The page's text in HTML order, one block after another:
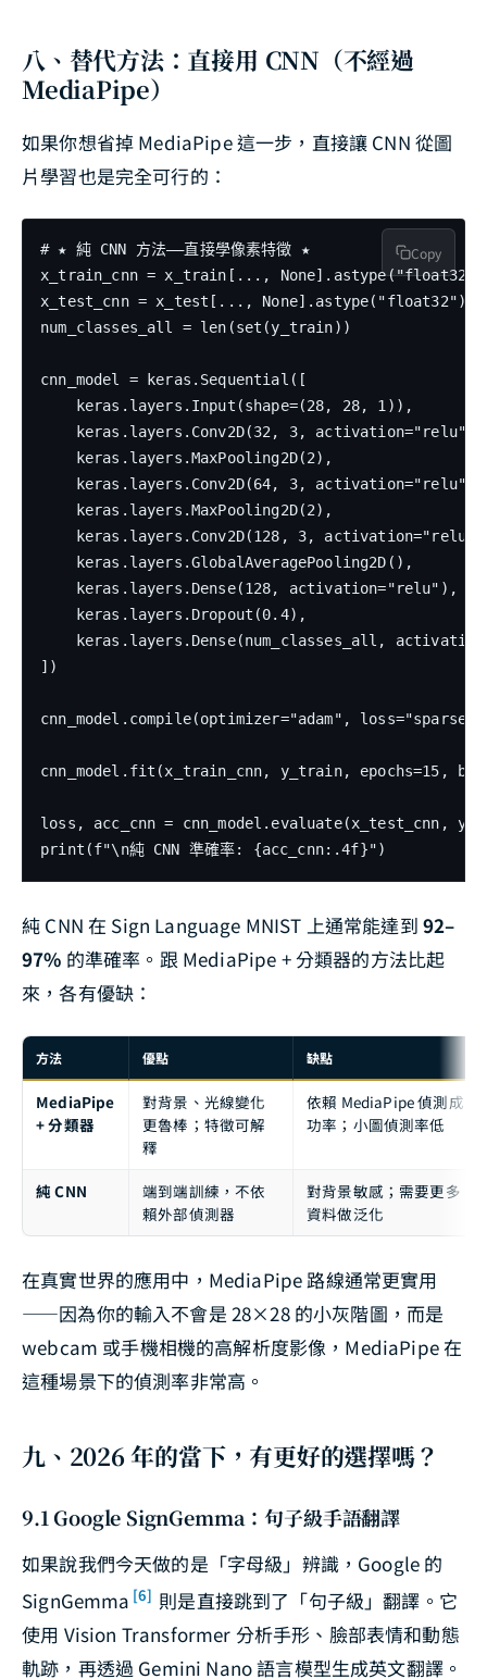
八、替代方法：直接用 CNN（不經過
MediaPipe）
如果你想省掉 MediaPipe 這一步，直接讓 CNN 從圖
片學習也是完全可行的：
# ★ 純 CNN 方法——直接學像素特徵 ★
x_train_cnn = x_train[...,
x_test_cnn = x_test[..., None].astype("float32") /
num_classes_all = len(set(y_train))
cnn_model = keras.Sequential([
    keras.layers.Input(shape=(28, 28, 1)),
keras.layers.Conv2D(32, 3, activation="relu",
    keras.layers.MaxPooling2D(2),
keras.layers.Conv2D(64, 3, activation="relu",
    keras.layers.MaxPooling2D(2),
keras.layers.Conv2D(128, 3,
    keras.layers.GlobalAveragePooling2D(),
    keras.layers.Dense(128, activation="relu"),
    keras.layers.Dropout(0.4),
keras.layers.Dense(num_classes_all,
])
cnn_model.compile(optimizer="adam",
cnn_model.fit(x_train_cnn, y_train, epochs=15,
loss, acc_cnn = cnn_model.evaluate(x_test_cnn,
Copy
純 CNN 在 Sign Language MNIST 上通常能達到 92–
97% 的準確率。跟 MediaPipe + 分類器的方法比起
來，各有優缺：
方法 優點 缺點
MediaPipe
+ 分類器
對背景、光線變化
更魯棒；特徵可解
釋
依賴 MediaPipe 偵測成
功率；小圖偵測率低
純 CNN
端到端訓練，不依
賴外部偵測器
對背景敏感；需要更多
資料做泛化
在真實世界的應用中，MediaPipe 路線通常更實用
——因為你的輸入不會是 28×28 的小灰階圖，而是
webcam 或手機相機的高解析度影像，MediaPipe 在
這種場景下的偵測率非常高。
九、2026 年的當下，有更好的選擇嗎？
9.1 Google SignGemma：句子級手語翻譯
如果說我們今天做的是「字母級」辨識，Google 的
SignGemma [6] 則是直接跳到了「句子級」翻譯。它
使用 Vision Transformer 分析手形、臉部表情和動態
軌跡，再透過 Gemini Nano 語言模型生成英文翻譯。